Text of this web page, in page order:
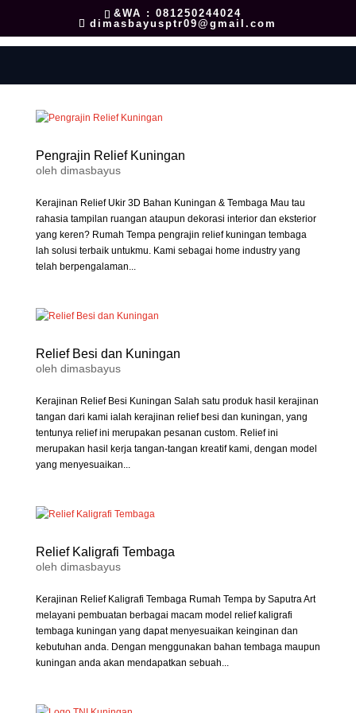
&WA : 081250244024
dimasbayusptr09@gmail.com
Pengrajin Relief Kuningan
oleh dimasbayus
Kerajinan Relief Ukir 3D Bahan Kuningan & Tembaga Mau tau
rahasia tampilan ruangan ataupun dekorasi interior dan eksterior
yang keren? Rumah Tempa pengrajin relief kuningan tembaga
lah solusi terbaik untukmu. Kami sebagai home industry yang
telah berpengalaman...
Relief Besi dan Kuningan
oleh dimasbayus
Kerajinan Relief Besi Kuningan Salah satu produk hasil kerajinan
tangan dari kami ialah kerajinan relief besi dan kuningan, yang
tentunya relief ini merupakan pesanan custom. Relief ini
merupakan hasil kerja tangan-tangan kreatif kami, dengan model
yang menyesuaikan...
Relief Kaligrafi Tembaga
oleh dimasbayus
Kerajinan Relief Kaligrafi Tembaga Rumah Tempa by Saputra Art
melayani pembuatan berbagai macam model relief kaligrafi
tembaga kuningan yang dapat menyesuaikan keinginan dan
kebutuhan anda. Dengan menggunakan bahan tembaga maupun
kuningan anda akan mendapatkan sebuah...